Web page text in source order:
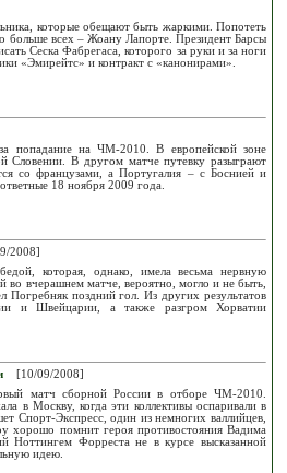
которые обещают быть жаркими. Попотеть
больше всех – Жоану Лапорте. Президент Барсы
Сеска Фабрегаса, которого за руки и за ноги
«Эмирейтс» и контракт с «канонирами».
попадание на ЧМ-2010. В европейской зоне
Словении. В другом матче путевку разыграют
со французами, а Португалия – с Боснией и
18 ноября 2009 года.
2008]
которая, однако, имела весьма нервную
во вчерашнем матче, вероятно, могло и не быть,
Погребняк поздний гол. Из других результатов
и Швейцарии, а также разгром Хорватии
[10/09/2008]
матч сборной России в отборе ЧМ-2010.
в Москву, когда эти коллективы оспаривали в
Спорт-Экспресс, один из немногих валлийцев,
хорошо помнит героя противостояния Вадима
Ноттингем Форреста не в курсе высказанной
идею.